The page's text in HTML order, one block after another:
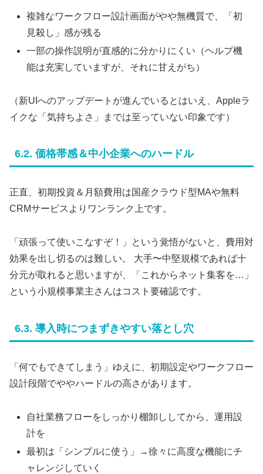
複雑なワークフロー設計画面がやや無機質で、「初
見殺し」感が残る
一部の操作説明が直感的に分かりにくい（ヘルプ機
能は充実していますが、それに甘えがち）
（新UIへのアップデートが進んでいるとはいえ、Appleラ
イクな「気持ちよさ」までは至っていない印象です）
6.2. 価格帯感＆中小企業へのハードル
正直、初期投資＆月額費用は国産クラウド型MAや無料
CRMサービスよりワンランク上です。
「頑張って使いこなすぞ！」という覚悟がないと、費用対
効果を出し切るのは難しい。 大手〜中堅規模であれば十
分元が取れると思いますが、「これからネット集客を…」
という小規模事業主さんはコスト要確認です。
6.3. 導入時につまずきやすい落とし穴
「何でもできてしまう」ゆえに、初期設定やワークフロー
設計段階でややハードルの高さがあります。
自社業務フローをしっかり棚卸ししてから、運用設
計を
最初は「シンプルに使う」→徐々に高度な機能にチ
ャレンジしていく